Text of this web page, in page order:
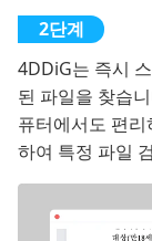
4DDiG는 즉시
된 파일을 찾습
퓨터에서도 편
하여 특정 파일